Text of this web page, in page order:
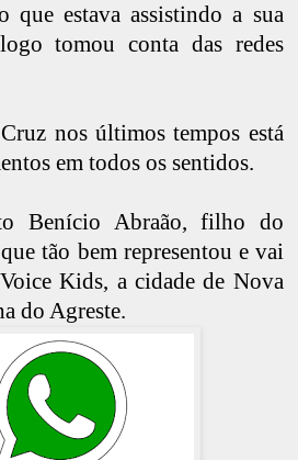
que estava assistindo a sua
tomou conta das redes
nos últimos tempos está
em todos os sentidos.
Benício Abraão, filho do
tão bem representou e vai
Kids, a cidade de Nova
do Agreste.